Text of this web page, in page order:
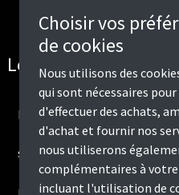
Choisir vos
de cookies
Nous utilisons des
qui sont nécessaires
d'effectuer des achats,
d'achat et fournir nos
nous utiliserons
complémentaires à
incluant l'utilisation de
Les meilleurs
marques
Des produits de
qualité
selectionnés et
testés par les
professionnels.
toute
hors